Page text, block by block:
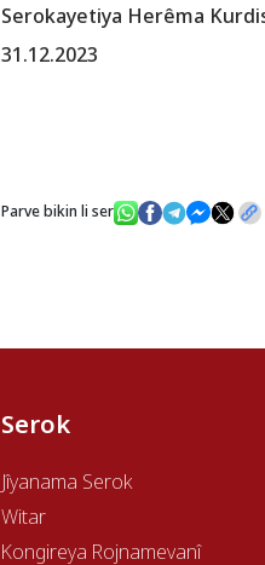
Serokayetiya Herêma
31.12.2023
Parve bikin li ser
Serok
Jîyanama Serok
Witar
Kongireya Rojnamevanî